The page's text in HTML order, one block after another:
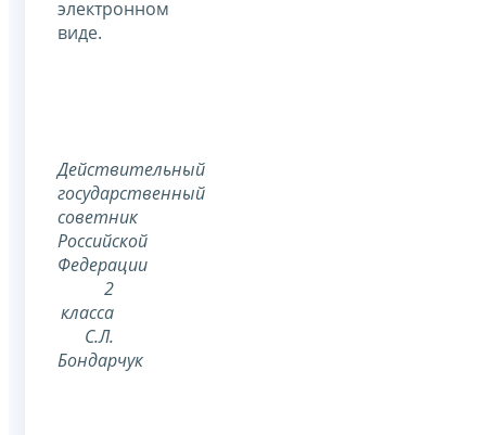
электронном
виде.
Действительный
государственный
советник
Российской
Федерации
2
класса
С.Л.
Бондарчук